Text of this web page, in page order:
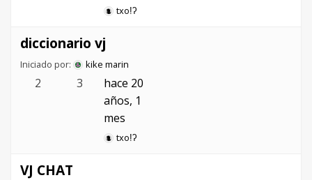
txoǃʔ
diccionario vj
Iniciado por: kike marin
2 3
hace 20
años, 1
mes
txoǃʔ
VJ CHAT